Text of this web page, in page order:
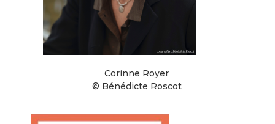
Corinne Royer
© Bénédicte Roscot